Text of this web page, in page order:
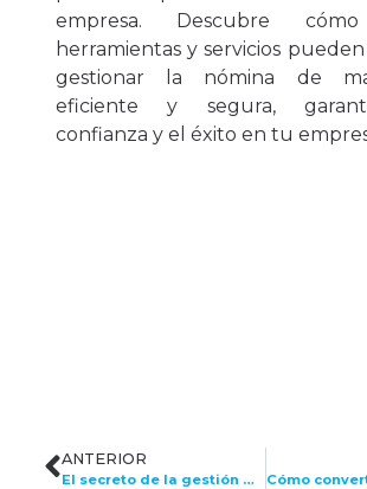
empresa. Descubre
herramientas y servicios
gestionar la nómina de
eficiente y segura,
confianza y el éxito en tu
ANTERIOR
El secreto de la gestión del talento: cómo una nómina eficiente impulsa la productividad y el ahorro